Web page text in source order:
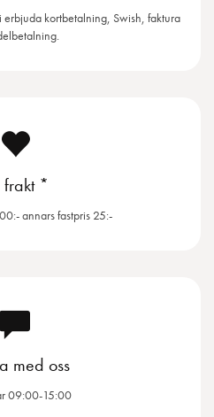
kortbetalning, Swish, faktura
frakt *
annars fastpris 25:-
med oss
09:00-15:00